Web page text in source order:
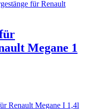
Megane 1